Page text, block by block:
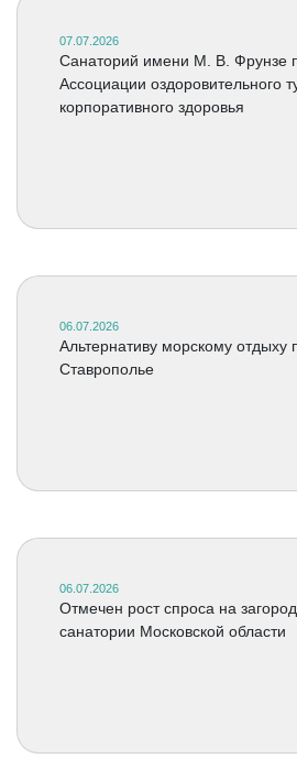
07.07.2026
Санаторий имени М. В. Фрунзе
Ассоциации оздоровительного
корпоративного здоровья
06.07.2026
Альтернативу морскому отдыху
Ставрополье
06.07.2026
Отмечен рост спроса на
санатории Московской области